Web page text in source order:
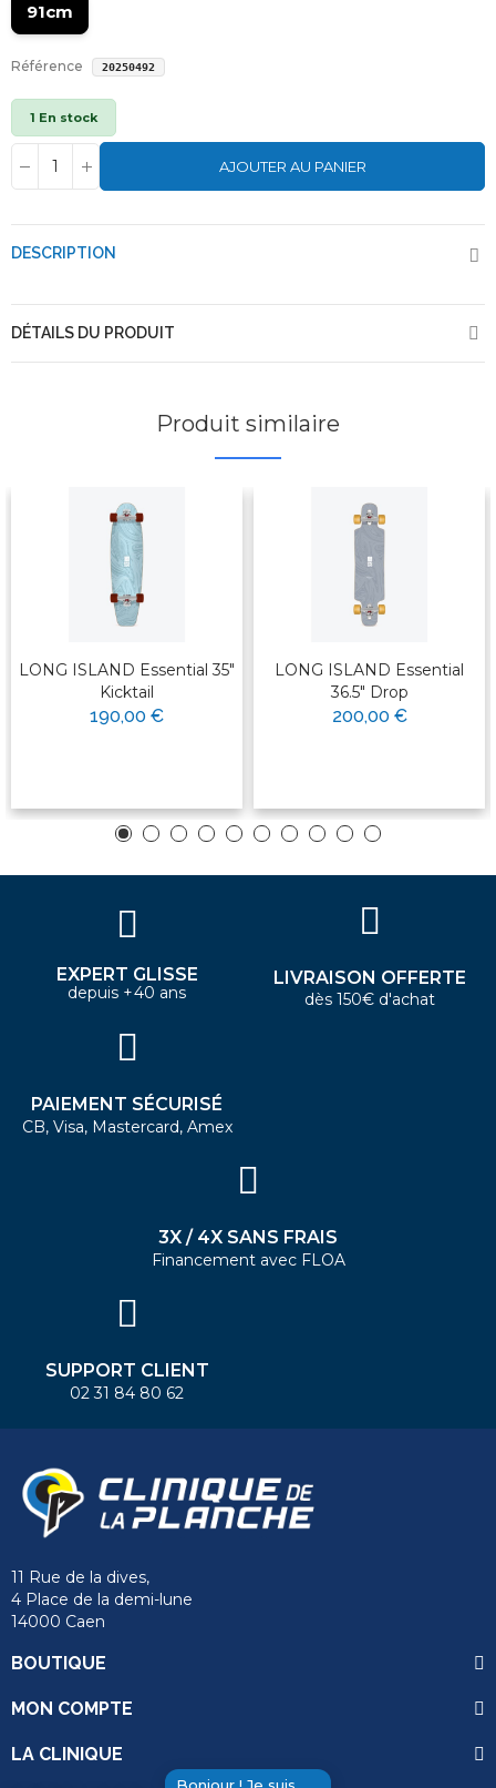
91cm
Référence 20250492
1 En stock
AJOUTER AU PANIER
DESCRIPTION
DÉTAILS DU PRODUIT
Produit similaire
LONG ISLAND Essential 35"
Kicktail
190,00 €
LONG ISLAND Essential
36.5" Drop
200,00 €
EXPERT GLISSE
depuis +40 ans
LIVRAISON OFFERTE
dès 150€ d'achat
PAIEMENT SÉCURISÉ
CB, Visa, Mastercard, Amex
3X / 4X SANS FRAIS
Financement avec FLOA
SUPPORT CLIENT
02 31 84 80 62
11 Rue de la dives,
4 Place de la demi-lune
14000 Caen
BOUTIQUE
MON COMPTE
LA CLINIQUE